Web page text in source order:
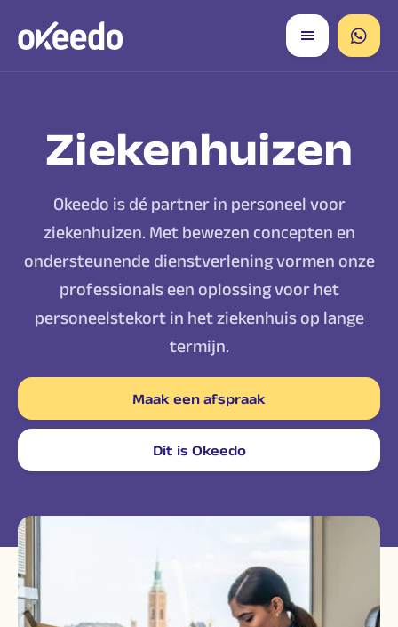
Ziekenhuizen
Okeedo is dé partner in personeel voor
ziekenhuizen. Met bewezen concepten en
ondersteunende dienstverlening vormen onze
professionals een oplossing voor het
personeelstekort in het ziekenhuis op lange
termijn.
Maak een afspraak
Dit is Okeedo